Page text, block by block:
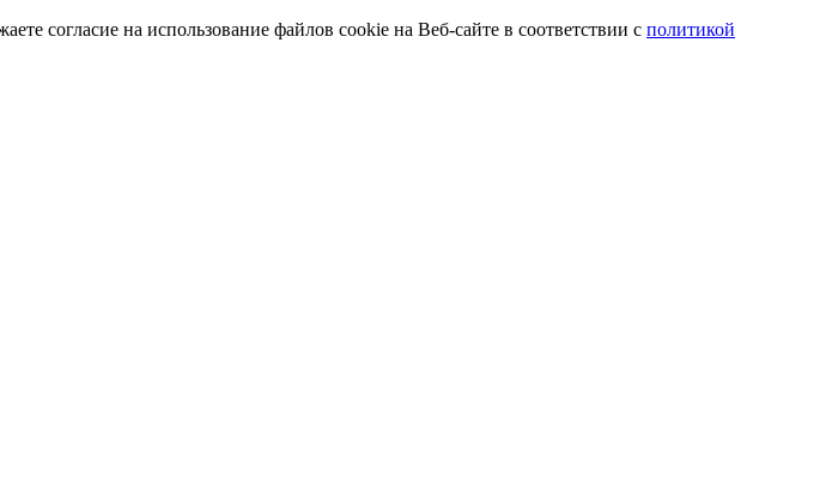
согласие на использование файлов cookie на Веб-сайте в соответствии с политикой